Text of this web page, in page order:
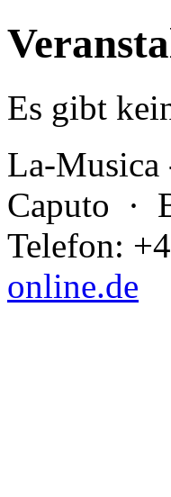
Es gibt
La-Musica
Caputo ·
Telefon:
online.de